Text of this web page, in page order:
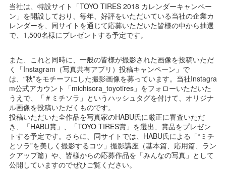
当社は、特設サイト「TOYO TIRES 2018 カレンダーキャンペー
ン」を開設しており、毎年、好評をいただいている当社の企業カ
レンダーを、同サイトを通じて応募いただいた皆様の中から抽選
で、1,500名様にプレゼントする予定です。
また、これと同時に、一般の皆様が撮影された画像を投稿いただ
く「Instagram（写真共有アプリ）投稿キャンペーン」で
は、“秋”をモチーフにした撮影画像を募っています。当社Instagra
m公式アカウント「michisora_toyotires」をフォローいただいた
うえで、「＃ミチソラ」というハッシュタグを付けて、オリジナ
ル画像を投稿いただくものです。
投稿いただいた全作品を写真家のHABU氏に厳正に審査いただ
き、「HABU賞」、「TOYO TIRES賞」を選出、賞品をプレゼン
トする予定です。さらに、同サイトでは、HABU氏による「“ミチ
とソラ”を美しく撮影するコツ」撮影講座（基本篇、応用篇、ラン
クアップ篇）や、皆様からの応募作品を「みんなの写真」として
公開していますのでぜひご覧ください。